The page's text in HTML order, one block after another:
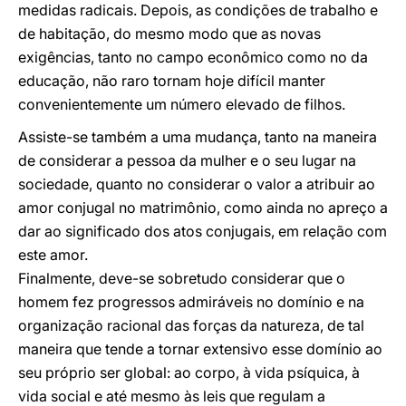
medidas radicais. Depois, as condições de trabalho e
de habitação, do mesmo modo que as novas
exigências, tanto no campo econômico como no da
educação, não raro tornam hoje difícil manter
convenientemente um número elevado de filhos.
Assiste-se também a uma mudança, tanto na maneira
de considerar a pessoa da mulher e o seu lugar na
sociedade, quanto no considerar o valor a atribuir ao
amor conjugal no matrimônio, como ainda no apreço a
dar ao significado dos atos conjugais, em relação com
este amor.
Finalmente, deve-se sobretudo considerar que o
homem fez progressos admiráveis no domínio e na
organização racional das forças da natureza, de tal
maneira que tende a tornar extensivo esse domínio ao
seu próprio ser global: ao corpo, à vida psíquica, à
vida social e até mesmo às leis que regulam a